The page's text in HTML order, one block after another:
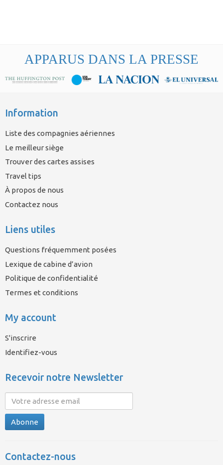
APPARUS DANS LA PRESSE
Information
Liste des compagnies aériennes
Le meilleur siège
Trouver des cartes assises
Travel tips
À propos de nous
Contactez nous
Liens utiles
Questions fréquemment posées
Lexique de cabine d’avion
Politique de confidentialité
Termes et conditions
My account
S'inscrire
Identifiez-vous
Recevoir notre Newsletter
Abonne
Contactez-nous